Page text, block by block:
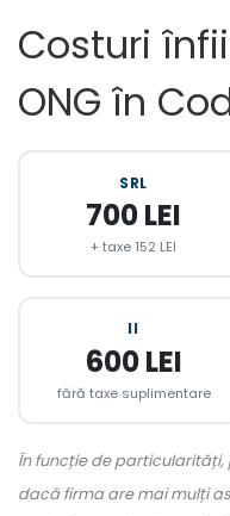
Costuri
ONG în
SRL
700 LEI
+ taxe 152 LEI
II
600 LEI
fără taxe suplimentare
În funcție de particularități,
dacă firma are mai mulți